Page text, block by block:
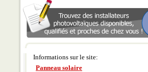
Informations sur le site:
Panneau solaire